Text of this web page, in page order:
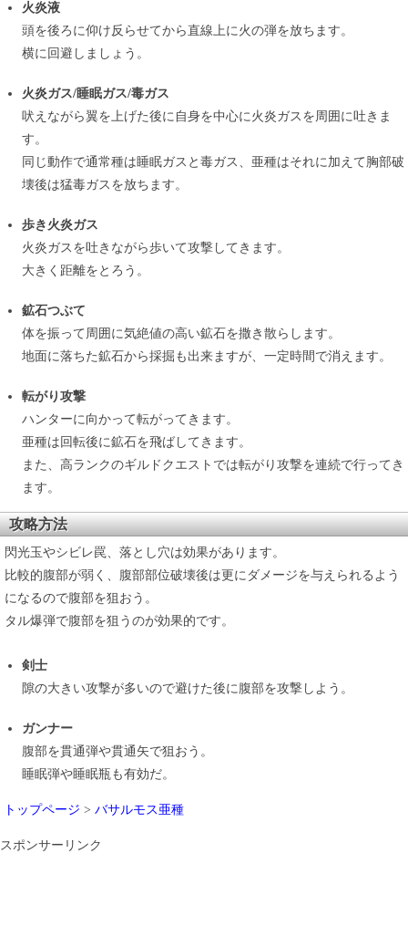
火炎液
頭を後ろに仰け反らせてから直線上に火の弾を放ちます。
横に回避しましょう。
火炎ガス/睡眠ガス/毒ガス
吠えながら翼を上げた後に自身を中心に火炎ガスを周囲に吐きま
す。
同じ動作で通常種は睡眠ガスと毒ガス、亜種はそれに加えて胸部破
壊後は猛毒ガスを放ちます。
歩き火炎ガス
火炎ガスを吐きながら歩いて攻撃してきます。
大きく距離をとろう。
鉱石つぶて
体を振って周囲に気絶値の高い鉱石を撒き散らします。
地面に落ちた鉱石から採掘も出来ますが、一定時間で消えます。
転がり攻撃
ハンターに向かって転がってきます。
亜種は回転後に鉱石を飛ばしてきます。
また、高ランクのギルドクエストでは転がり攻撃を連続で行ってき
ます。
攻略方法
閃光玉やシビレ罠、落とし穴は効果があります。
比較的腹部が弱く、腹部部位破壊後は更にダメージを与えられるよう
になるので腹部を狙おう。
タル爆弾で腹部を狙うのが効果的です。
剣士
隙の大きい攻撃が多いので避けた後に腹部を攻撃しよう。
ガンナー
腹部を貫通弾や貫通矢で狙おう。
睡眠弾や睡眠瓶も有効だ。
トップページ > バサルモス亜種
スポンサーリンク